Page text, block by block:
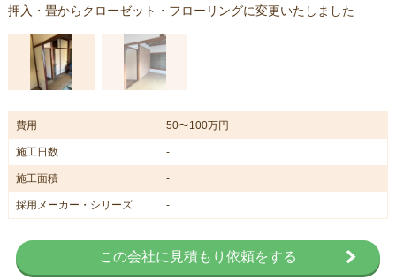
押入・畳からクローゼット・フローリングに変更いたしました
費用 50〜100万円
施工日数 -
施工面積 -
採用メーカー・シリーズ -
この会社に見積もり依頼をする